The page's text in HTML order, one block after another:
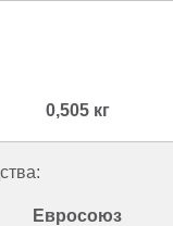
0,505 кг
Евросоюз